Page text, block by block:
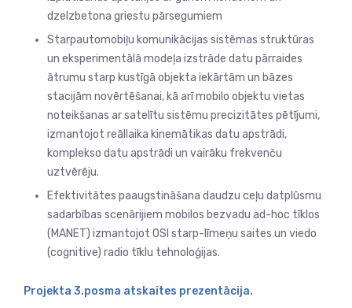
dzelzbetona griestu pārsegumiem
Starpautomobiļu komunikācijas sistēmas struktūras
un eksperimentālā modeļa izstrāde datu pārraides
ātrumu starp kustīgā objekta iekārtām un bāzes
stacijām novērtēšanai, kā arī mobilo objektu vietas
noteikšanas ar satelītu sistēmu precizitātes pētījumi,
izmantojot reāllaika kinemātikas datu apstrādi,
komplekso datu apstrādi un vairāku frekvenču
uztvērēju.
Efektivitātes paaugstināšana daudzu ceļu datplūsmu
sadarbības scenārijiem mobilos bezvadu ad-hoc tīklos
(MANET) izmantojot OSI starp-līmeņu saites un viedo
(cognitive) radio tīklu tehnoloģijas.
Projekta 3.posma atskaites prezentācija.